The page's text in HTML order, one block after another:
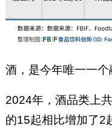
酒，是今年唯一一个
2024年，酒品类上
的15起相比增加了2